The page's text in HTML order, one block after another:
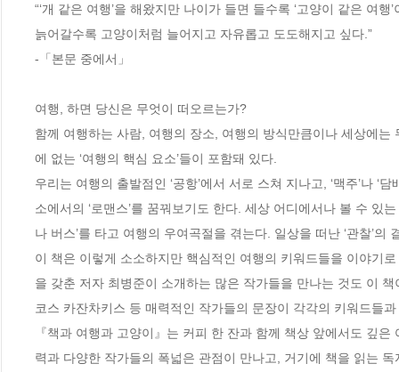
“‘개 같은 여행’을 해왔지만 나이가 들면 들수록 ‘고양이 같은 여행
늙어갈수록 고양이처럼 늘어지고 자유롭고 도도해지고 싶다.”
-「본문 중에서」
여행, 하면 당신은 무엇이 떠오르는가?
함께 여행하는 사람, 여행의 장소, 여행의 방식만큼이나 세상에
에 없는 ‘여행의 핵심 요소’들이 포함돼 있다.
우리는 여행의 출발점인 ‘공항’에서 서로 스쳐 지나고, ‘맥주’나 ‘
소에서의 ‘로맨스’를 꿈꿔보기도 한다. 세상 어디에서나 볼 수 있는
나 버스’를 타고 여행의 우여곡절을 겪는다. 일상을 떠난 ‘관찰’
이 책은 이렇게 소소하지만 핵심적인 여행의 키워드들을 이야기
을 갖춘 저자 최병준이 소개하는 많은 작가들을 만나는 것도 이
코스 카잔차키스 등 매력적인 작가들의 문장이 각각의 키워드들
『책과 여행과 고양이』는 커피 한 잔과 함께 책상 앞에서도 깊
력과 다양한 작가들의 폭넓은 관점이 만나고, 거기에 책을 읽는